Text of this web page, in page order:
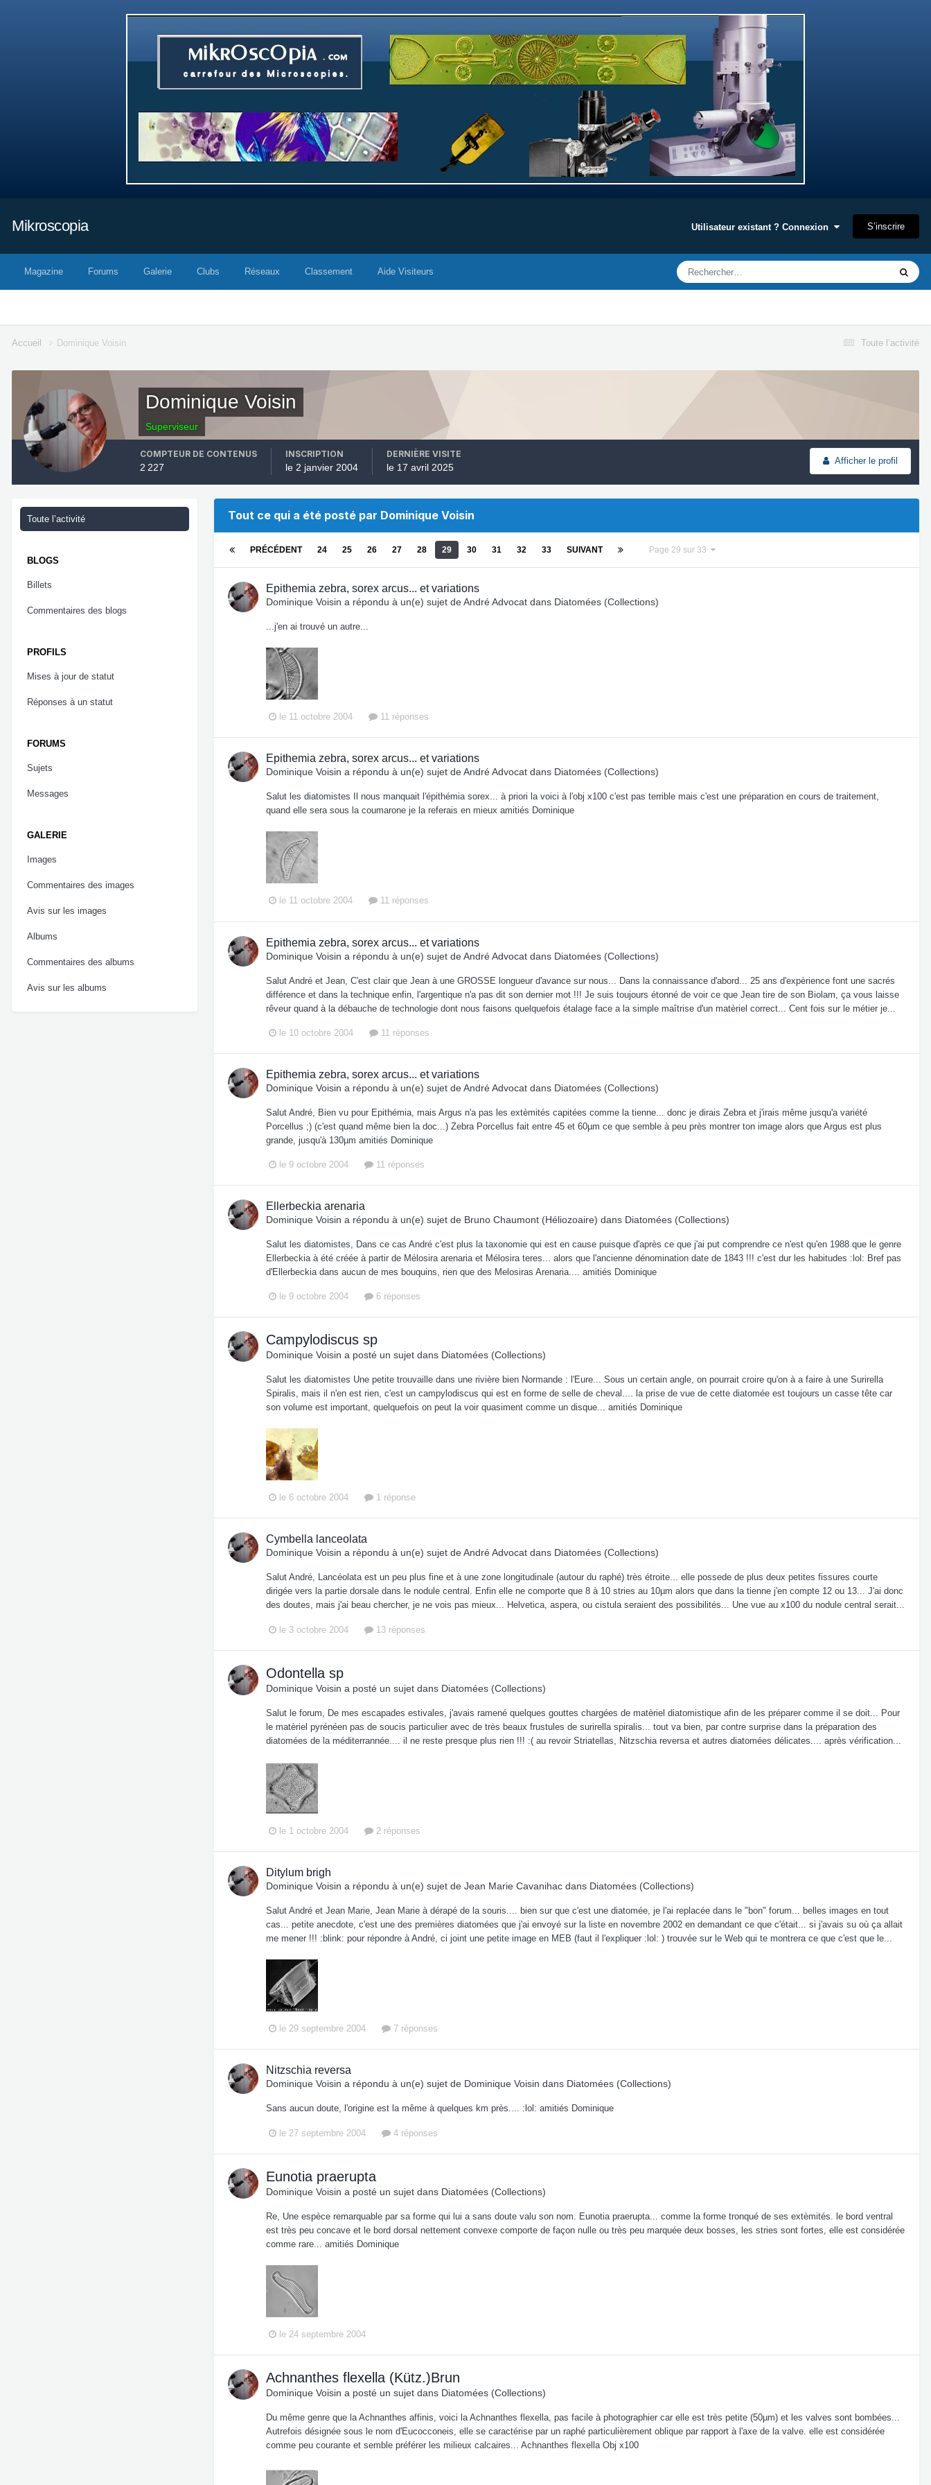
Mikroscopia Utilisateur existant ? Connexion S’inscrire
Magazine Forums Galerie Clubs Réseaux Classement Aide Visiteurs
Toute l’activité
Accueil Dominique Voisin
Dominique Voisin
Superviseur
Afficher le profil
COMPTEUR DE CONTENUS
2 227
INSCRIPTION
le 2 janvier 2004
DERNIÈRE VISITE
le 17 avril 2025
Toute l’activité
BLOGS
Billets
Commentaires des blogs
PROFILS
Mises à jour de statut
Réponses à un statut
FORUMS
Sujets
Messages
GALERIE
Images
Commentaires des images
Avis sur les images
Albums
Commentaires des albums
Avis sur les albums
Tout ce qui a été posté par Dominique Voisin
PRÉCÉDENT 24 25 26 27 28 29 30 31 32 33 SUIVANT Page 29 sur 33
Epithemia zebra, sorex arcus... et variations
Dominique Voisin a répondu à un(e) sujet deAndré Advocat dans Diatomées (Collections)
...j'en ai trouvé un autre...
le 11 octobre 2004 11 réponses
Epithemia zebra, sorex arcus... et variations
Dominique Voisin a répondu à un(e) sujet deAndré Advocat dans Diatomées (Collections)
Salut les diatomistes Il nous manquait l'épithémia sorex... à priori la voici à l'obj x100 c'est pas terrible mais c'est une préparation en cours de traitement,
quand elle sera sous la coumarone je la referais en mieux amitiés Dominique
le 11 octobre 2004 11 réponses
Epithemia zebra, sorex arcus... et variations
Dominique Voisin a répondu à un(e) sujet deAndré Advocat dans Diatomées (Collections)
Salut André et Jean, C'est clair que Jean à une GROSSE longueur d'avance sur nous... Dans la connaissance d'abord... 25 ans d'expèrience font une sacrés
différence et dans la technique enfin, l'argentique n'a pas dit son dernier mot !!! Je suis toujours étonné de voir ce que Jean tire de son Biolam, ça vous laisse
rêveur quand à la débauche de technologie dont nous faisons quelquefois étalage face a la simple maîtrise d'un matèriel correct... Cent fois sur le métier je...
le 10 octobre 2004 11 réponses
Epithemia zebra, sorex arcus... et variations
Dominique Voisin a répondu à un(e) sujet deAndré Advocat dans Diatomées (Collections)
Salut André, Bien vu pour Epithémia, mais Argus n'a pas les extèmités capitées comme la tienne... donc je dirais Zebra et j'irais même jusqu'a variété
Porcellus ;) (c'est quand même bien la doc...) Zebra Porcellus fait entre 45 et 60µm ce que semble à peu près montrer ton image alors que Argus est plus
grande, jusqu'à 130µm amitiés Dominique
le 9 octobre 2004 11 réponses
Ellerbeckia arenaria
Dominique Voisin a répondu à un(e) sujet de Bruno Chaumont (Héliozoaire) dans Diatomées (Collections)
Salut les diatomistes, Dans ce cas André c'est plus la taxonomie qui est en cause puisque d'après ce que j'ai put comprendre ce n'est qu'en 1988 que le genre
Ellerbeckia à été créée à partir de Mélosira arenaria et Mélosira teres... alors que l'ancienne dénomination date de 1843 !!! c'est dur les habitudes :lol: Bref pas
d'Ellerbeckia dans aucun de mes bouquins, rien que des Melosiras Arenaria.... amitiés Dominique
le 9 octobre 2004 6 réponses
Campylodiscus sp
Dominique Voisin a posté un sujet dans Diatomées (Collections)
Salut les diatomistes Une petite trouvaille dans une rivière bien Normande : l'Eure... Sous un certain angle, on pourrait croire qu'on à a faire à une Surirella
Spiralis, mais il n'en est rien, c'est un campylodiscus qui est en forme de selle de cheval.... la prise de vue de cette diatomée est toujours un casse tête car
son volume est important, quelquefois on peut la voir quasiment comme un disque... amitiés Dominique
le 6 octobre 2004 1 réponse
Cymbella lanceolata
Dominique Voisin a répondu à un(e) sujet deAndré Advocat dans Diatomées (Collections)
Salut André, Lancéolata est un peu plus fine et à une zone longitudinale (autour du raphé) très étroite... elle possede de plus deux petites fissures courte
dirigée vers la partie dorsale dans le nodule central. Enfin elle ne comporte que 8 à 10 stries au 10µm alors que dans la tienne j'en compte 12 ou 13... J'ai donc
des doutes, mais j'ai beau chercher, je ne vois pas mieux... Helvetica, aspera, ou cistula seraient des possibilités... Une vue au x100 du nodule central serait...
le 3 octobre 2004 13 réponses
Odontella sp
Dominique Voisin a posté un sujet dans Diatomées (Collections)
Salut le forum, De mes escapades estivales, j'avais ramené quelques gouttes chargées de matèriel diatomistique afin de les préparer comme il se doit... Pour
le matèriel pyrénéen pas de soucis particulier avec de très beaux frustules de surirella spiralis... tout va bien, par contre surprise dans la préparation des
diatomées de la méditerrannée.... il ne reste presque plus rien !!! :( au revoir Striatellas, Nitzschia reversa et autres diatomées délicates.... après vérification...
le 1 octobre 2004 2 réponses
Ditylum brigh
Dominique Voisin a répondu à un(e) sujet de Jean Marie Cavanihac dans Diatomées (Collections)
Salut André et Jean Marie, Jean Marie à dérapé de la souris.... bien sur que c'est une diatomée, je l'ai replacée dans le "bon" forum... belles images en tout
cas... petite anecdote, c'est une des premières diatomées que j'ai envoyé sur la liste en novembre 2002 en demandant ce que c'était... si j'avais su où ça allait
me mener !!! :blink: pour répondre à André, ci joint une petite image en MEB (faut il l'expliquer :lol: ) trouvée sur le Web qui te montrera ce que c'est que le...
le 29 septembre 2004 7 réponses
Nitzschia reversa
Dominique Voisin a répondu à un(e) sujet de Dominique Voisin dans Diatomées (Collections)
Sans aucun doute, l'origine est la même à quelques km près.... :lol: amitiés Dominique
le 27 septembre 2004 4 réponses
Eunotia praerupta
Dominique Voisin a posté un sujet dans Diatomées (Collections)
Re, Une espèce remarquable par sa forme qui lui a sans doute valu son nom. Eunotia praerupta... comme la forme tronqué de ses extèmités. le bord ventral
est très peu concave et le bord dorsal nettement convexe comporte de façon nulle ou très peu marquée deux bosses, les stries sont fortes, elle est considérée
comme rare... amitiés Dominique
le 24 septembre 2004
Achnanthes flexella (Kütz.)Brun
Dominique Voisin a posté un sujet dans Diatomées (Collections)
Du même genre que la Achnanthes affinis, voici la Achnanthes flexella, pas facile à photographier car elle est très petite (50µm) et les valves sont bombées...
Autrefois désignée sous le nom d'Eucocconeis, elle se caractérise par un raphé particulièrement oblique par rapport à l'axe de la valve. elle est considérée
comme peu courante et semble préférer les milieux calcaires... Achnanthes flexella Obj x100